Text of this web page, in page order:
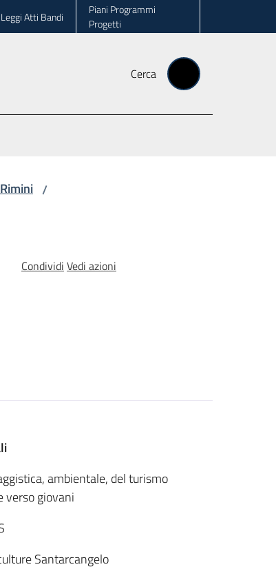
Leggi Atti Bandi
Piani Programmi
Progetti
Cerca
Rimini /
Condividi Vedi azioni
ambientale, del turismo
verso giovani
Santarcangelo